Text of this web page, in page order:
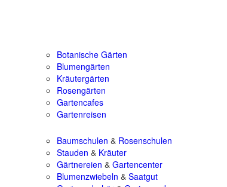
Botanische Gärten
Blumengärten
Kräutergärten
Rosengärten
Gartencafes
Gartenreisen
Baumschulen & Rosenschulen
Stauden & Kräuter
Gärtnereien & Gartencenter
Blumenzwiebeln & Saatgut